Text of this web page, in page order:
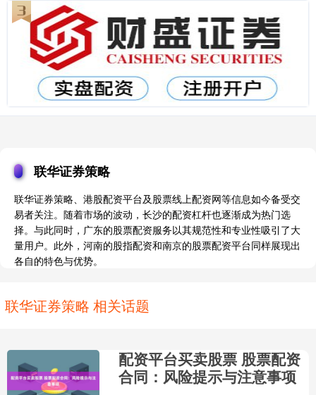
联华证券策略
联华证券策略、港股配资平台及股票线上配资网等信息如今备受交
易者关注。随着市场的波动，长沙的配资杠杆也逐渐成为热门选
择。与此同时，广东的股票配资服务以其规范性和专业性吸引了大
量用户。此外，河南的股指配资和南京的股票配资平台同样展现出
各自的特色与优势。
联华证券策略 相关话题
配资平台买卖股票 股票配资
合同：风险提示与注意事项